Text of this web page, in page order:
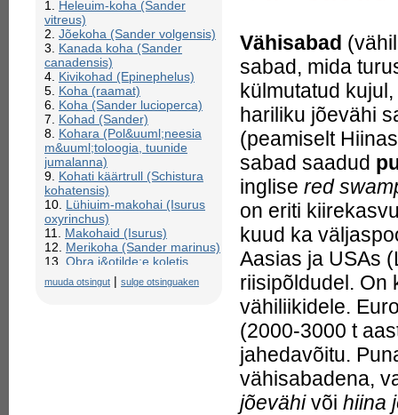
1. Heleuim-koha (Sander
vitreus)
2. Jõekoha (Sander volgensis)
3. Kanada koha (Sander
canadensis)
4. Kivikohad (Epinephelus)
5. Koha (raamat)
6. Koha (Sander lucioperca)
7. Kohad (Sander)
8. Kohara (Pol&uuml;neesia
m&uuml;toloogia, tuunide
jumalanna)
9. Kohati käärtrull (Schistura
kohatensis)
10. Lühiuim-makohai (Isurus
oxyrinchus)
11. Makohaid (Isurus)
12. Merikoha (Sander marinus)
13. Obra j&otilde;e koletis
(kohap&auml;rimus Poolas)
14.Pikkuim-makohai, ka
muuda otsingut | sulge otsinguaken
Vähisabad
sabad, mida
külmutatud
hariliku jõevähi
(peamiselt
sabad saadud
inglise red
on eriti
kuud ka
Aasias ja USAs
riisipõldudel. On
vähiliikidele.
(2000-3000 t
jahedavõitu.
vähisabadena,
jõevähivõi hiina